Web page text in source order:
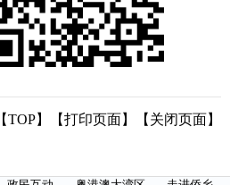
【TOP】 【打印页面】【 关闭页面】